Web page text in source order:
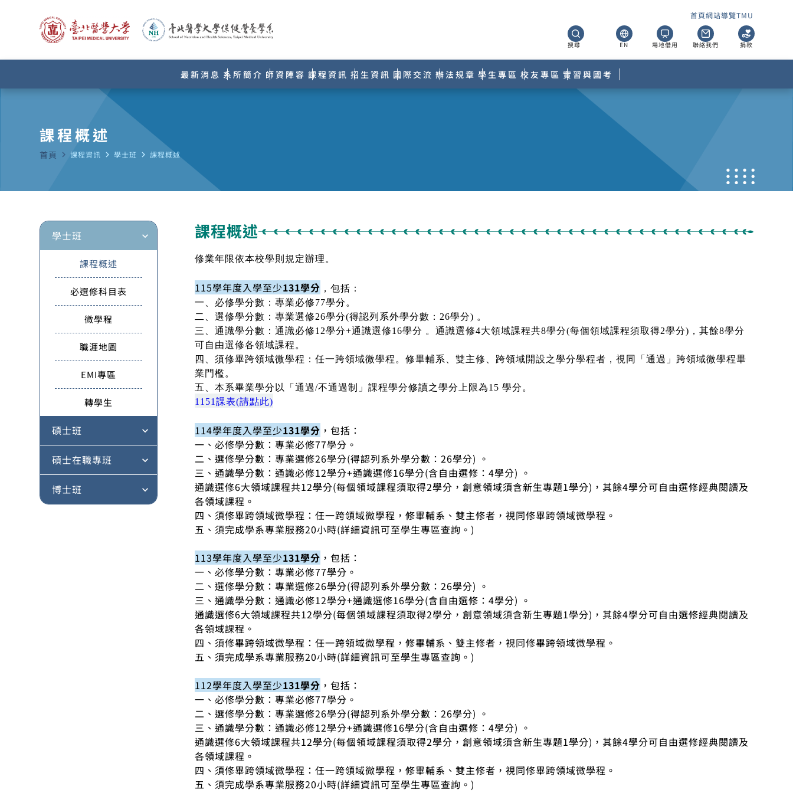
首頁網站導覽TMU
搜尋 EN 場地借用 聯絡我們 捐款
最新消息 系所簡介 師資陣容 課程資訊 招生資訊 國際交流 辦法規章 學生專區 校友專區 實習與國考
課程概述
首頁 navigate_next 課程資訊 navigate_next 學士班 navigate_next 課程概述
學士班 expand_more
課程概述
必選修科目表
微學程
職涯地圖
EMI專區
轉學生
碩士班 expand_more
碩士在職專班 expand_more
博士班 expand_more
課程概述
修業年限依本校學則規定辦理。
115學年度入學至少131學分 ，包括：
一、必修學分數：專業必修77學分。
二、選修學分數：專業選修26學分(得認列系外學分數：26學分) 。
三、通識學分數：通識必修12學分+通識選修16學分 。通識選修4大領域課程共8學分(每個領域課程須取得2學分)，其餘8學分
可自由選修各領域課程。
四、須修畢跨領域微學程：任一跨領域微學程。修畢輔系、雙主修、跨領域開設之學分學程者，視同「通過」跨領域微學程畢
業門檻。
五、本系畢業學分以「通過/不通過制」課程學分修讀之學分上限為15 學分。
1151課表(請點此)
114學年度入學至少131學分 ，包括：
一、必修學分數：專業必修77學分。
二、選修學分數：專業選修26學分(得認列系外學分數：26學分) 。
三、通識學分數：通識必修12學分+通識選修16學分(含自由選修：4學分) 。
通識選修6大領域課程共12學分(每個領域課程須取得2學分，創意領域須含新生專題1學分)，其餘4學分可自由選修經典閱讀及
各領域課程。
四、須修畢跨領域微學程：任一跨領域微學程，修畢輔系、雙主修者，視同修畢跨領域微學程。
五、須完成學系專業服務20小時(詳細資訊可至學生專區查詢。)
113學年度入學至少131學分 ，包括：
一、必修學分數：專業必修77學分。
二、選修學分數：專業選修26學分(得認列系外學分數：26學分) 。
三、通識學分數：通識必修12學分+通識選修16學分(含自由選修：4學分) 。
通識選修6大領域課程共12學分(每個領域課程須取得2學分，創意領域須含新生專題1學分)，其餘4學分可自由選修經典閱讀及
各領域課程。
四、須修畢跨領域微學程：任一跨領域微學程，修畢輔系、雙主修者，視同修畢跨領域微學程。
五、須完成學系專業服務20小時(詳細資訊可至學生專區查詢。)
112學年度入學至少131學分 ，包括：
一、必修學分數：專業必修77學分。
二、選修學分數：專業選修26學分(得認列系外學分數：26學分) 。
三、通識學分數：通識必修12學分+通識選修16學分(含自由選修：4學分) 。
通識選修6大領域課程共12學分(每個領域課程須取得2學分，創意領域須含新生專題1學分)，其餘4學分可自由選修經典閱讀及
各領域課程。
四、須修畢跨領域微學程：任一跨領域微學程，修畢輔系、雙主修者，視同修畢跨領域微學程。
五、須完成學系專業服務20小時(詳細資訊可至學生專區查詢。)